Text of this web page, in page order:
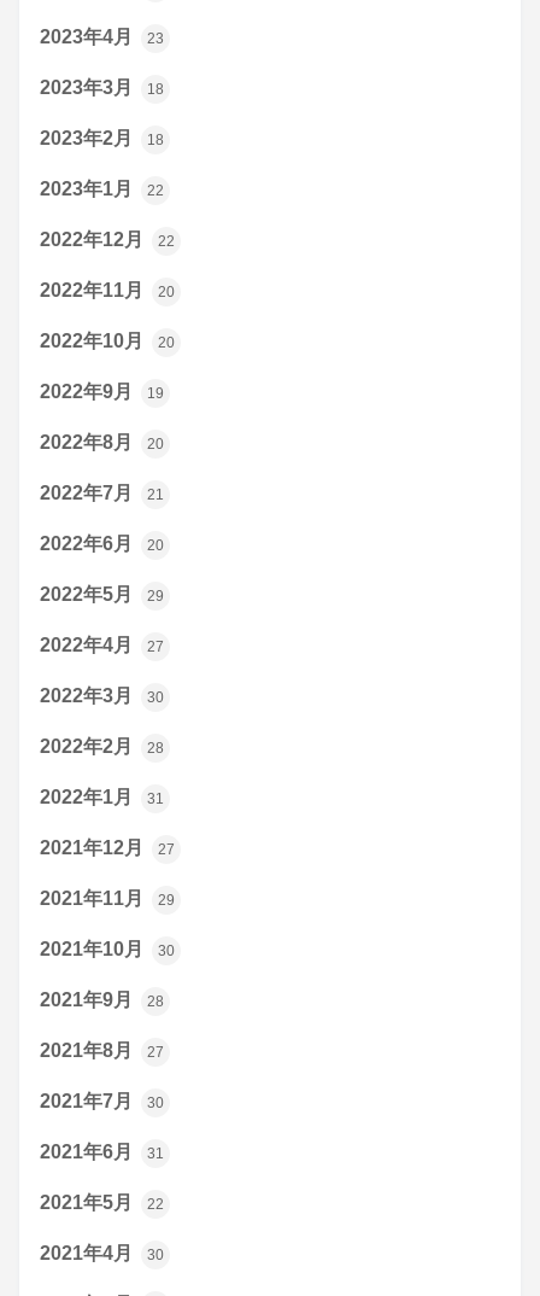
2023年4月 23
2023年3月 18
2023年2月 18
2023年1月 22
2022年12月 22
2022年11月 20
2022年10月 20
2022年9月 19
2022年8月 20
2022年7月 21
2022年6月 20
2022年5月 29
2022年4月 27
2022年3月 30
2022年2月 28
2022年1月 31
2021年12月 27
2021年11月 29
2021年10月 30
2021年9月 28
2021年8月 27
2021年7月 30
2021年6月 31
2021年5月 22
2021年4月 30